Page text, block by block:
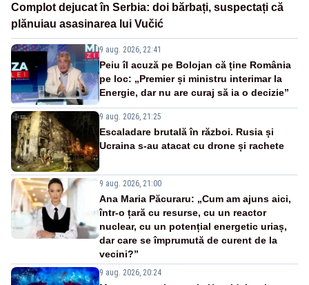
Complot dejucat în Serbia: doi bărbați, suspectați că
plănuiau asasinarea lui Vučić
9 aug. 2026, 22:41
Peiu îl acuză pe Bolojan că ține România
pe loc: „Premier și ministru interimar la
Energie, dar nu are curaj să ia o decizie”
9 aug. 2026, 21:25
Escaladare brutală în război. Rusia și
Ucraina s-au atacat cu drone și rachete
9 aug. 2026, 21:00
Ana Maria Păcuraru: „Cum am ajuns aici,
într-o țară cu resurse, cu un reactor
nuclear, cu un potențial energetic uriaș,
dar care se împrumută de curent de la
vecini?”
9 aug. 2026, 20:24